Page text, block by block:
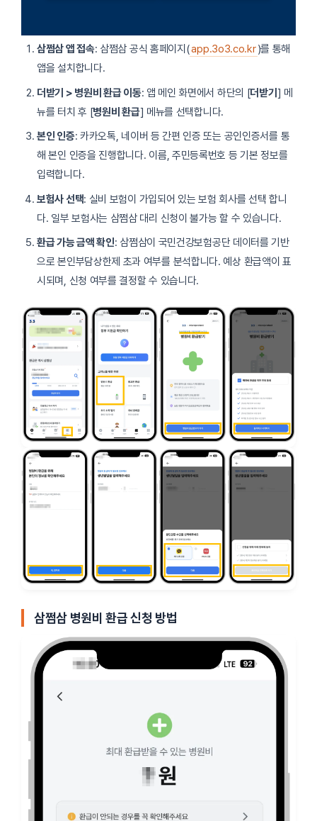
삼쩜삼 앱 접속: 삼쩜삼 공식 홈페이지(app.3o3.co.kr)를 통해
앱을 설치합니다.
더받기 > 병원비 환급 이동: 앱 메인 화면에서 하단의 [더받기 ] 메
뉴를 터치 후 [병원비 환급] 메뉴를 선택합니다.
본인 인증: 카카오톡, 네이버 등 간편 인증 또는 공인인증서를 통
해 본인 인증을 진행합니다. 이름, 주민등록번호 등 기본 정보를
입력합니다.
보험사 선택: 실비 보험이 가입되어 있는 보험 회사를 선택 합니
다. 일부 보험사는 삼쩜삼 대리 신청이 불가능 할 수 있습니다.
환급 가능 금액 확인: 삼쩜삼이 국민건강보험공단 데이터를 기반
으로 본인부담상한제 초과 여부를 분석합니다. 예상 환급액이 표
시되며, 신청 여부를 결정할 수 있습니다.
삼쩜삼 병원비 환급 신청 방법